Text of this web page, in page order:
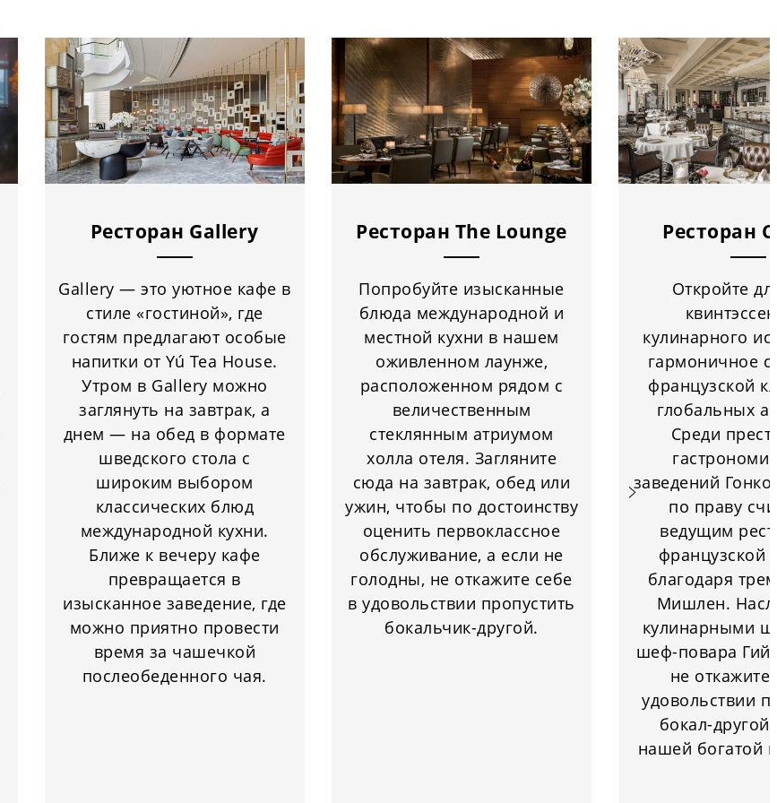
Ресторан Gallery
Gallery — это уютное кафе в
стиле «гостиной», где
гостям предлагают особые
напитки от Yú Tea House.
Утром в Gallery можно
заглянуть на завтрак, а
днем — на обед в формате
шведского стола с
широким выбором
классических блюд
международной кухни.
Ближе к вечеру кафе
превращается в
изысканное заведение, где
можно приятно провести
время за чашечкой
послеобеденного чая.
Ресторан The Lounge
Попробуйте изысканные
блюда международной и
местной кухни в нашем
оживленном лаунже,
расположенном рядом с
величественным
стеклянным атриумом
холла отеля. Загляните
сюда на завтрак, обед или
ужин, чтобы по достоинству
оценить первоклассное
обслуживание, а если не
голодны, не откажите себе
в удовольствии пропустить
бокальчик-другой.
Ресторан
Откройте
кулинарного
гармоничное
французской
глобальных
Среди
заведений
по праву
ведущим
французской
благодаря
Мишлен.
кулинарными
шеф-повара
не откажите
удовольствии
бокал-другой
нашей богатой